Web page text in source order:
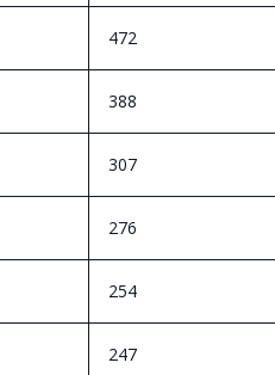
472
388
307
276
254
247